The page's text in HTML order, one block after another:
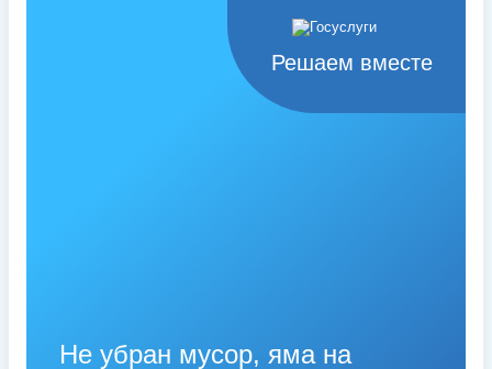
Решаем вместе
Не убран мусор, яма на